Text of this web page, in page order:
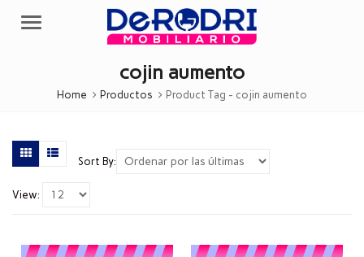
Menu
cojin aumento
Home Productos Product Tag - cojin aumento
Sort By:
View: